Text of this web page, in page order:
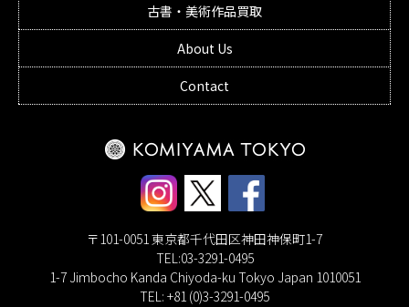
古書・美術作品買取
About Us
Contact
〒101-0051 東京都千代田区神田神保町1-7
TEL:03-3291-0495
1-7 Jimbocho Kanda Chiyoda-ku Tokyo Japan 1010051
TEL: +81 (0)3-3291-0495